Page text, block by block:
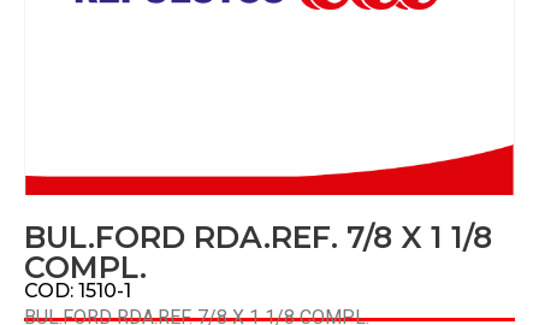
BUL.FORD RDA.REF. 7/8 X 1 1/8
COMPL.
COD: 1510-1
BUL.FORD RDA.REF. 7/8 X 1 1/8 COMPL.